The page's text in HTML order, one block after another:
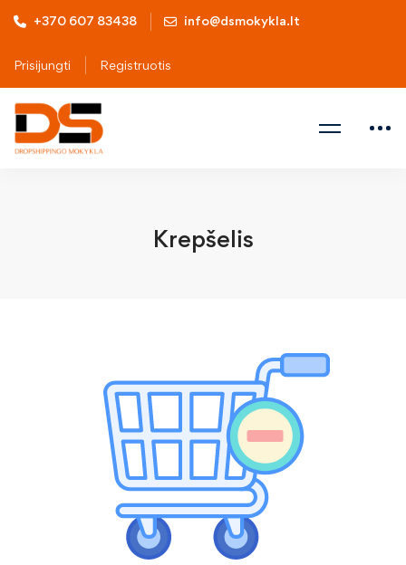
+370 607 83438 info@dsmokykla.lt
Prisijungti Registruotis
Krepšelis